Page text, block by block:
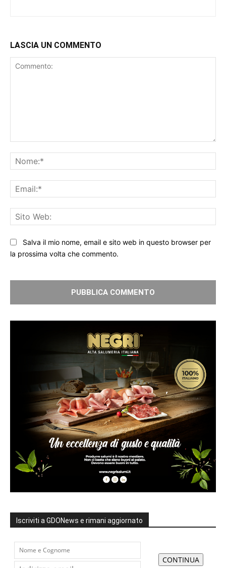
LASCIA UN COMMENTO
Salva il mio nome, email e sito web in questo browser per
la prossima volta che commento.
Iscriviti a GDONews e rimani aggiornato